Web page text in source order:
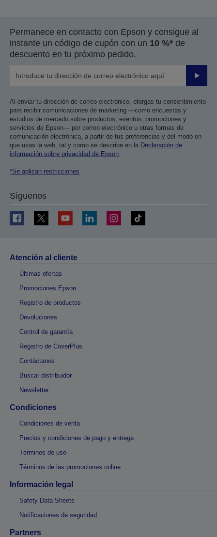
Permanece en contacto con Epson y consigue al
instante un código de cupón con un 10 %* de
descuento en tu próximo pedido.
Enviar
Al enviar tu dirección de correo electrónico, otorgas tu consentimiento
para recibir comunicaciones de marketing —como encuestas y
estudios de mercado sobre productos, eventos, promociones y
servicios de Epson— por correo electrónico u otras formas de
comunicación electrónica, a partir de tus preferencias y del modo en
que usas la web, tal y como se describe en la Declaración de
información sobre privacidad de Epson.
*Se aplican restricciones
Síguenos
Atención al cliente
Últimas ofertas
Promociones Epson
Registro de productos
Devoluciones
Control de garantía
Registro de CoverPlus
Contáctanos
Buscar distribuidor
Newsletter
Condiciones
Condiciones de venta
Precios y condiciones de pago y entrega
Términos de uso
Términos de las promociones online
Información legal
Safety Data Sheets
Notificaciones de seguridad
Partners